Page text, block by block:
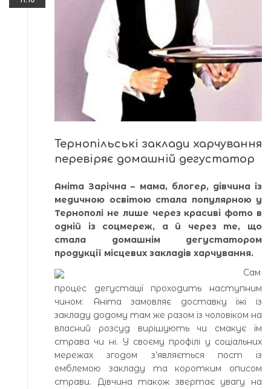
Тернопільські заклади харчування
перевіряє домашній дегустатор
Аніта Зарічна – мама, блогер, дівчина із
медичною освітою стала популярною у
Тернополі не лише через красиві фото в
одній із соцмереж, а й через те, що
стала домашнім дегустатором
продукції місцевих закладів харчування.
Сам
процес дегустації проходить наступним
чином: Аніта замовляє доставку їжі із
закладу додому там же разом із чоловіком на
власний розсуд вирішують чи смакує їм
страва чи ні. У своєму профілі у соціальних
мережах згодом з’являється пост із
емблемою закладу та коротким описом
страви. Дівчина також звертає увагу на